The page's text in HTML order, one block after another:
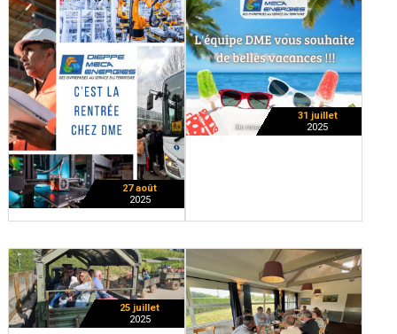
27 août
2025
31 juillet
2025
25 juillet
2025